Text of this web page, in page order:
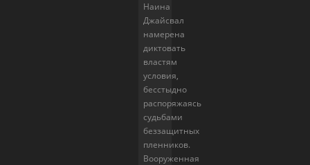
Наина
Джайсвал
намерена
диктовать
властям
условия,
бесстыдно
распоряжаясь
судьбами
беззащитных
пленников.
Вооруженная